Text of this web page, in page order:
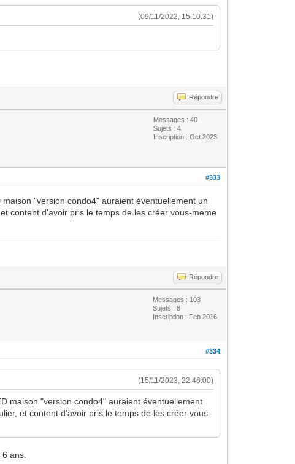
(09/11/2022, 15:10:31)
Répondre
Messages : 40
Sujets : 4
Inscription : Oct 2023
#333
"version condo4" auraient éventuellement un
content d'avoir pris le temps de les créer vous-meme
Répondre
Messages : 103
Sujets : 8
Inscription : Feb 2016
#334
(15/11/2023, 22:46:00)
maison "version condo4" auraient éventuellement
et content d'avoir pris le temps de les créer vous-
ans.